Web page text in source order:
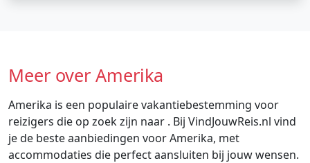
Meer over Amerika
Amerika is een populaire vakantiebestemming voor
reizigers die op zoek zijn naar . Bij VindJouwReis.nl vind
je de beste aanbiedingen voor Amerika, met
accommodaties die perfect aansluiten bij jouw wensen.